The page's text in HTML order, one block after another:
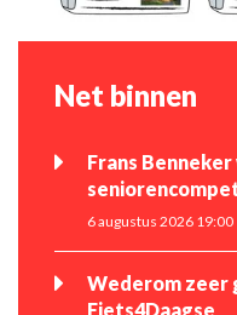
Net binnen
Frans
6 augustus 2026 19:00
Wederom zeer
Fiets4Daagse